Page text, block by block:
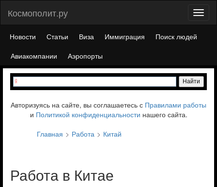
Космополит.ру
Новости Статьи Виза Иммиграция
Поиск людей
Авиакомпании
Аэропорты
Авторизуясь на сайте, вы соглашаетесь с Правилами работы
и Политикой конфиденциальности нашего сайта.
Главная
Работа Китай
Работа в Китае